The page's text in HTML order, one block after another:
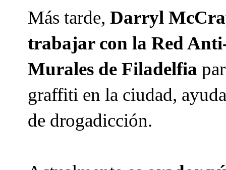
Más tarde, Darryl
trabajar con la Red
Murales de Filadelfia
graffiti en la ciudad,
de drogadicción.